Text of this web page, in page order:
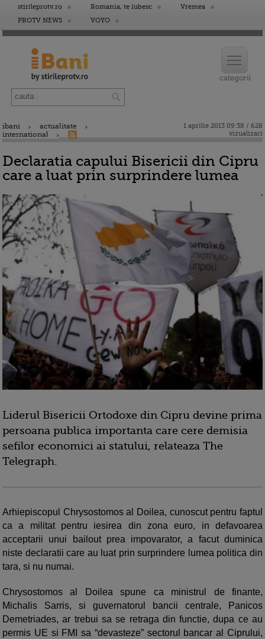
stirileprotv.ro Romania, te iubesc
Vremea
PROTV NEWS
VOYO
ibani
actualitate
international
1 aprilie 2013 09:38 / 628
vizualizari
Declaratia capului Bisericii din Cipru
care a luat prin surprindere lumea
Liderul Bisericii Ortodoxe din Cipru devine prima
persoana publica importanta care cere demisia
sefilor economici ai statului, relateaza The
Telegraph.
Arhiepiscopul Chrysostomos al Doilea, cunoscut pentru faptul
ca a militat pentru iesirea din zona euro, in defavoarea
acceptarii unui bailout prea impovarator, a facut duminica
niste declaratii care au luat prin surprindere lumea politica din
tara, si nu numai.
Chrysostomos al Doilea spune ca ministrul de finante,
Michalis Sarris, si guvernatorul bancii centrale, Panicos
Demetriades, ar trebui sa se retraga din functie, dupa ce au
permis UE si FMI sa “devasteze” sectorul bancar al Ciprului,